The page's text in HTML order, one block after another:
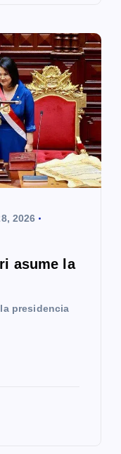
2026
asume la
presidencia